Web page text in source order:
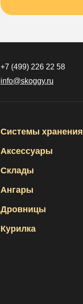
+7 (499) 226 22 58
info@skoggy.ru
Системы хранения
Аксессуары
Склады
Ангары
Дровницы
Курилка